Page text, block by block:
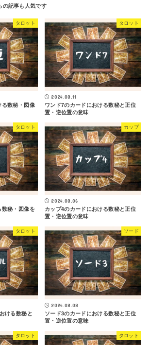
タロット
る数秘・図像
タロット
2024.08.11
ワンド7のカードにおける数秘と正位
置・逆位置の意味
タロット
数秘・図像を
カップ
2024.08.06
カップ4のカードにおける数秘と正位
置・逆位置の意味
タロット
ける数秘と
ソード
2024.08.08
ソード3のカードにおける数秘と正位
置・逆位置の意味
タロット タロット